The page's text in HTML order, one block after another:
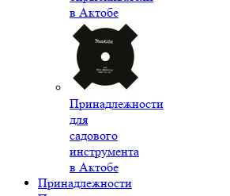
в Актобе
Принадлежности
для
садового
инструмента
в Актобе
Принадлежности